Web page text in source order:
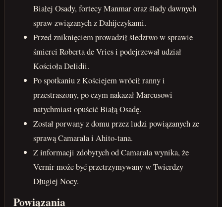
Białej Osady, fortecy Manmar oraz ślady dawnych
spraw związanych z Dahijczykami.
Przed zniknięciem prowadził śledztwo w sprawie
śmierci Roberta de Vries i podejrzewał udział
Kościoła Delidii.
Po spotkaniu z Kościejem wrócił ranny i
przestraszony, po czym nakazał Marcusowi
natychmiast opuścić Białą Osadę.
Został porwany z domu przez ludzi powiązanych ze
sprawą Camarala i Ahito-tana.
Z informacji zdobytych od Camarala wynika, że
Vernir może być przetrzymywany w Twierdzy
Długiej Nocy.
Powiązania